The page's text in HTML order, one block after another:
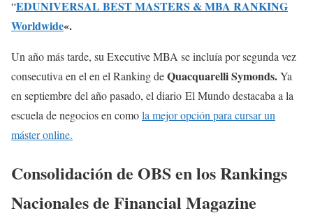
“EDUNIVERSAL BEST MASTERS & MBA RANKING
Worldwide«.
Un año más tarde, su Executive MBA se incluía por segunda vez
consecutiva en el en el Ranking deQuacquarelli Symonds.Ya
en septiembre del año pasado, el diario El Mundo destacaba a la
escuela de negocios en comola mejor opción para cursar un
máster online.
Consolidación de OBS en los Rankings
Nacionales de Financial Magazine